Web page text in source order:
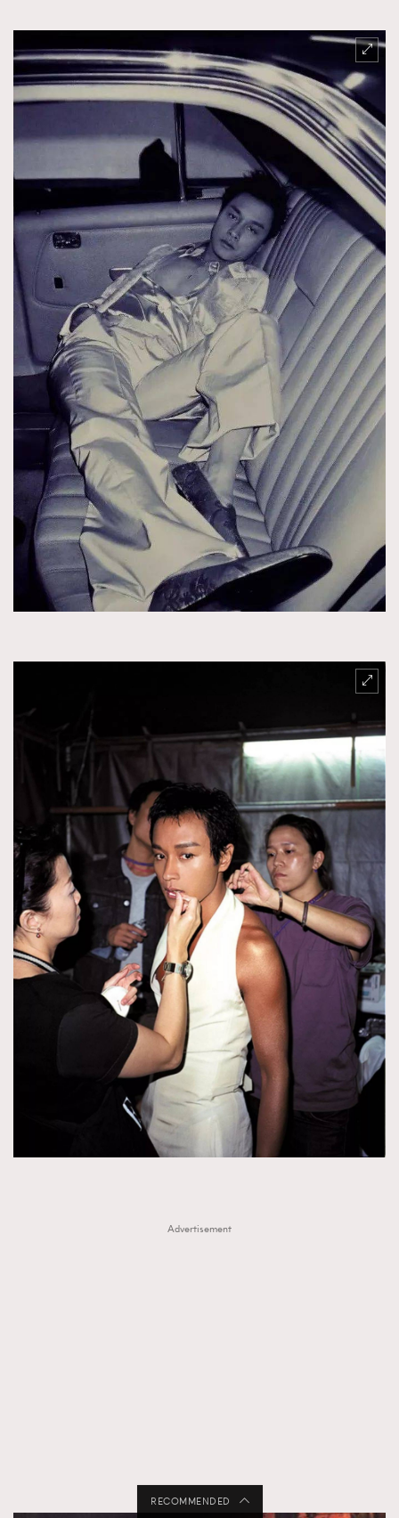
Advertisement
RECOMMENDED